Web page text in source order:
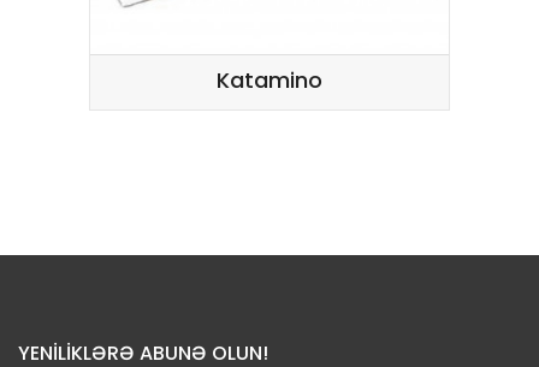
Katamino
YENİLİKLƏRƏ ABUNƏ OLUN!